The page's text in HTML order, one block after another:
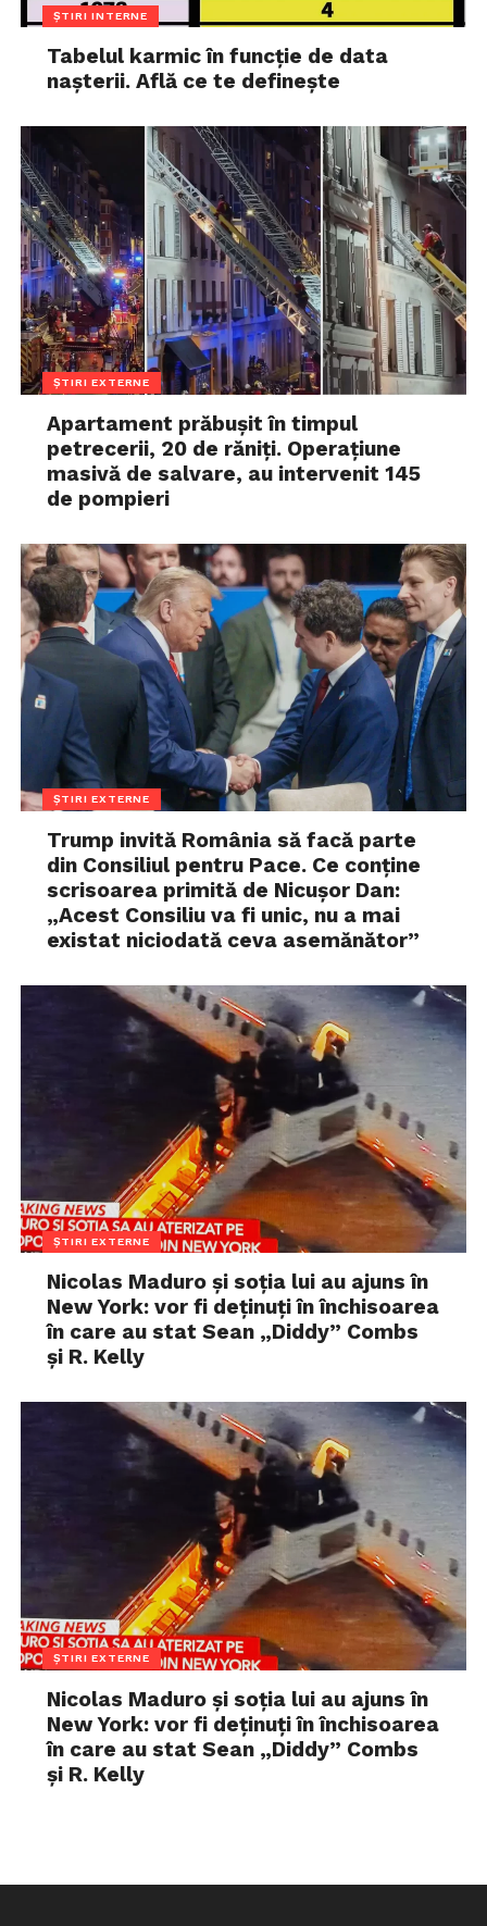
ȘTIRI INTERNE
Tabelul karmic în funcție de data
nașterii. Află ce te definește
ȘTIRI EXTERNE
Apartament prăbușit în timpul
petrecerii, 20 de răniți. Operațiune
masivă de salvare, au intervenit 145
de pompieri
ȘTIRI EXTERNE
Trump invită România să facă parte
din Consiliul pentru Pace. Ce conține
scrisoarea primită de Nicușor Dan:
„Acest Consiliu va fi unic, nu a mai
existat niciodată ceva asemănător”
ȘTIRI EXTERNE
Nicolas Maduro și soția lui au ajuns în
New York: vor fi deținuți în închisoarea
în care au stat Sean „Diddy” Combs
și R. Kelly
ȘTIRI EXTERNE
Nicolas Maduro și soția lui au ajuns în
New York: vor fi deținuți în închisoarea
în care au stat Sean „Diddy” Combs
și R. Kelly